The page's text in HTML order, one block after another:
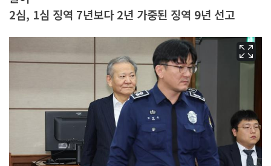
2심, 1심 징역 7년보다 2년 가중된 징역 9년 선고